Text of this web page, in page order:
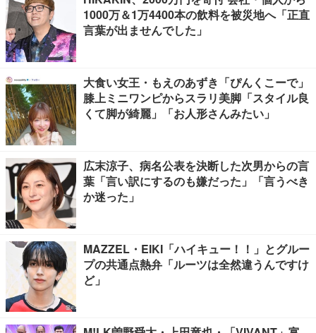
1000万＆1万4400本の飲料を被災地へ「正直
言葉が出ませんでした」
大食い女王・もえのあずき「ぴんくこーで」
膝上ミニワンピからスラリ美脚「スタイル良
くて脚が綺麗」「お人形さんみたい」
広末涼子、病名公表を決断した次男からの言
葉「言い訳にするのも嫌だった」「言うべき
か迷った」
MAZZEL・EIKI「ハイキュー！！」とグルー
プの共通点熱弁「ルーツは全然違うんですけ
ど」